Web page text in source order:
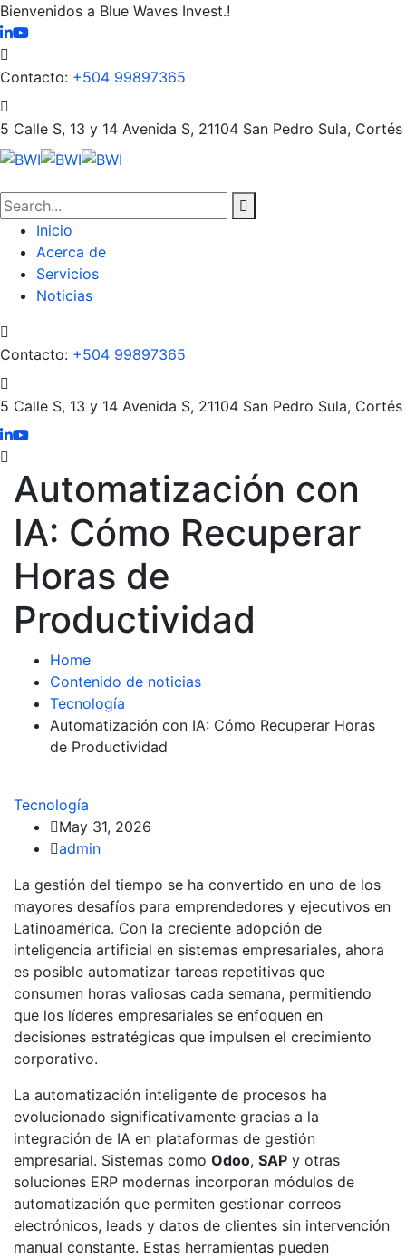
Bienvenidos a Blue Waves Invest.!
Contacto: +504 99897365
5 Calle S, 13 y 14 Avenida S, 21104 San Pedro Sula, Cortés
Inicio
Acerca de
Servicios
Noticias
Contacto: +504 99897365
5 Calle S, 13 y 14 Avenida S, 21104 San Pedro Sula, Cortés
Automatización con
IA: Cómo Recuperar
Horas de
Productividad
Home
Contenido de noticias
Tecnología
Automatización con IA: Cómo Recuperar Horas
de Productividad
Tecnología
May 31, 2026
admin
La gestión del tiempo se ha convertido en uno de los
mayores desafíos para emprendedores y ejecutivos en
Latinoamérica. Con la creciente adopción de
inteligencia artificial en sistemas empresariales, ahora
es posible automatizar tareas repetitivas que
consumen horas valiosas cada semana, permitiendo
que los líderes empresariales se enfoquen en
decisiones estratégicas que impulsen el crecimiento
corporativo.
La automatización inteligente de procesos ha
evolucionado significativamente gracias a la
integración de IA en plataformas de gestión
empresarial. Sistemas como Odoo, SAP y otras
soluciones ERP modernas incorporan módulos de
automatización que permiten gestionar correos
electrónicos, leads y datos de clientes sin intervención
manual constante. Estas herramientas pueden